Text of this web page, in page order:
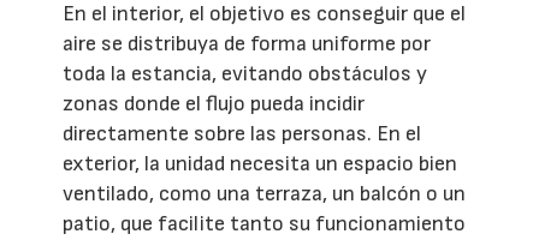
En el interior, el objetivo es conseguir que el
aire se distribuya de forma uniforme por
toda la estancia, evitando obstáculos y
zonas donde el flujo pueda incidir
directamente sobre las personas. En el
exterior, la unidad necesita un espacio bien
ventilado, como una terraza, un balcón o un
patio, que facilite tanto su funcionamiento